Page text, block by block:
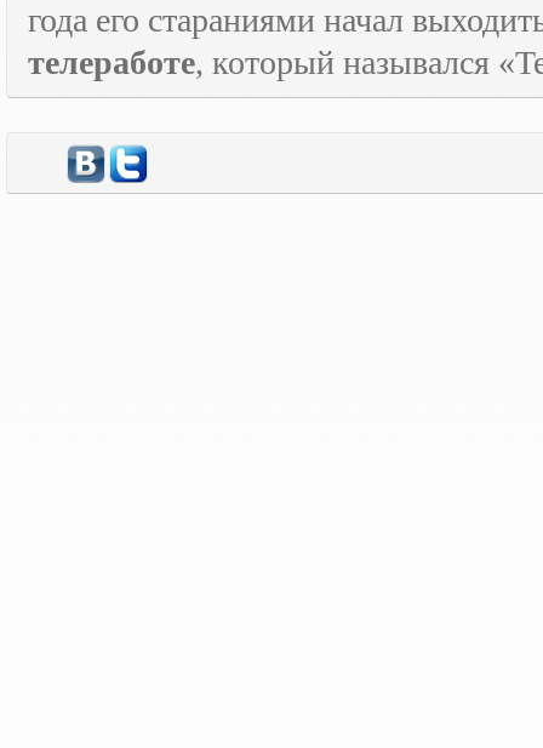
года его стараниями начал
телеработе, который назывался «